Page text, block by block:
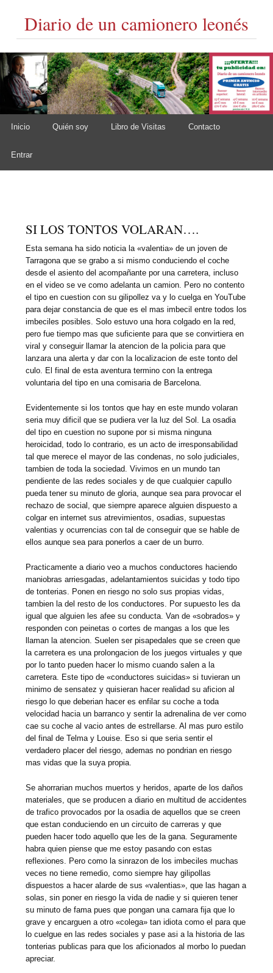
Diario de un camionero leonés
Main menu
Skip to content
Inicio Quién soy Libro de Visitas Contacto
Entrar
SI LOS TONTOS VOLARAN….
Esta semana ha sido noticia la «valentia» de un joven de
Tarragona que se grabo a si mismo conduciendo el coche
desde el asiento del acompañante por una carretera, incluso
en el video se ve como adelanta un camion. Pero no contento
el tipo en cuestion con su gilipollez va y lo cuelga en YouTube
para dejar constancia de que es el mas imbecil entre todos los
imbeciles posibles. Solo estuvo una hora colgado en la red,
pero fue tiempo mas que suficiente para que se convirtiera en
viral y conseguir llamar la atencion de la policia para que
lanzara una alerta y dar con la localizacion de este tonto del
culo. El final de esta aventura termino con la entrega
voluntaria del tipo en una comisaria de Barcelona.
Evidentemente si los tontos que hay en este mundo volaran
seria muy dificil que se pudiera ver la luz del Sol. La osadia
del tipo en cuestion no supone por si misma ninguna
heroicidad, todo lo contrario, es un acto de irresponsabilidad
tal que merece el mayor de las condenas, no solo judiciales,
tambien de toda la sociedad. Vivimos en un mundo tan
pendiente de las redes sociales y de que cualquier capullo
pueda tener su minuto de gloria, aunque sea para provocar el
rechazo de social, que siempre aparece alguien dispuesto a
colgar en internet sus atrevimientos, osadias, supuestas
valentias y ocurrencias con tal de conseguir que se hable de
ellos aunque sea para ponerlos a caer de un burro.
Practicamente a diario veo a muchos conductores haciendo
maniobras arriesgadas, adelantamientos suicidas y todo tipo
de tonterias. Ponen en riesgo no solo sus propias vidas,
tambien la del resto de los conductores. Por supuesto les da
igual que alguien les afee su conducta. Van de «sobrados» y
responden con peinetas o cortes de mangas a los que les
llaman la atencion. Suelen ser pisapedales que se creen que
la carretera es una prolongacion de los juegos virtuales y que
por lo tanto pueden hacer lo mismo cuando salen a la
carretera. Este tipo de «conductores suicidas» si tuvieran un
minimo de sensatez y quisieran hacer realidad su aficion al
riesgo lo que deberian hacer es enfilar su coche a toda
velocidad hacia un barranco y sentir la adrenalina de ver como
cae su coche al vacio antes de estrellarse. Al mas puro estilo
del final de Telma y Louise. Eso si que seria sentir el
verdadero placer del riesgo, ademas no pondrian en riesgo
mas vidas que la suya propia.
Se ahorrarian muchos muertos y heridos, aparte de los daños
materiales, que se producen a diario en multitud de accidentes
de trafico provocados por la osadia de aquellos que se creen
que estan conduciendo en un circuito de carreras y que
pueden hacer todo aquello que les de la gana. Seguramente
habra quien piense que me estoy pasando con estas
reflexiones. Pero como la sinrazon de los imbeciles muchas
veces no tiene remedio, como siempre hay gilipollas
dispuestos a hacer alarde de sus «valentias», que las hagan a
solas, sin poner en riesgo la vida de nadie y si quieren tener
su minuto de fama pues que pongan una camara fija que lo
grave y encarguen a otro «colega» tan idiota como el para que
lo cuelgue en las redes sociales y pase asi a la historia de las
tonterias publicas para que los aficionados al morbo lo puedan
apreciar.